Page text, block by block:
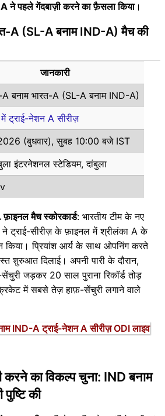
ने पहले गेंदबाज़ी करने का फ़ैसला किया।
A (SL-A बनाम IND-A) मैच की
जानकारी
A बनाम भारत-A (SL-A बनाम IND-A)
ट्राई-नेशन A सीरीज़
(बुधवार), सुबह 10:00 बजे IST
इंटरनेशनल स्टेडियम, दांबुला
मैच स्कोरकार्ड: भारतीय टीम के नए
ट्राई-सीरीज़ के फ़ाइनल में श्रीलंका A के
किया। प्रियांश आर्य के साथ ओपनिंग करते
शुरुआत दिलाई। अपनी पारी के दौरान,
सेंचुरी जड़कर 20 साल पुराना रिकॉर्ड तोड़
में सबसे तेज़ हाफ़-सेंचुरी लगाने वाले
IND-A ट्राई-नेशन A सीरीज़ ODI लाइव
करने का विकल्प चुना: IND बनाम
की